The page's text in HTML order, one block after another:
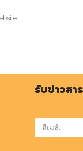
รับข่าวสาร